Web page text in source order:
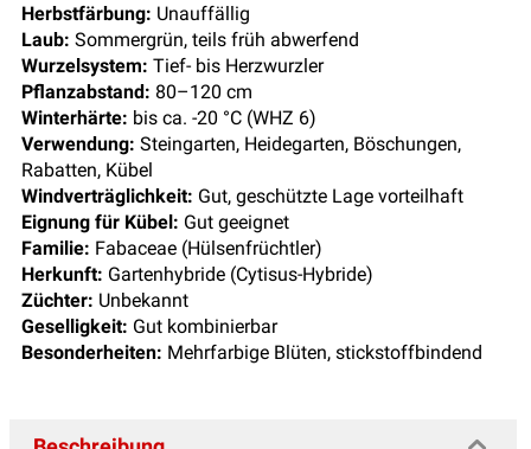
Herbstfärbung: Unauffällig
Laub: Sommergrün, teils früh abwerfend
Wurzelsystem: Tief- bis Herzwurzler
Pflanzabstand: 80–120 cm
Winterhärte: bis ca. -20 °C (WHZ 6)
Verwendung: Steingarten, Heidegarten, Böschungen,
Rabatten, Kübel
Windverträglichkeit: Gut, geschützte Lage vorteilhaft
Eignung für Kübel: Gut geeignet
Familie: Fabaceae (Hülsenfrüchtler)
Herkunft: Gartenhybride (Cytisus-Hybride)
Züchter: Unbekannt
Geselligkeit: Gut kombinierbar
Besonderheiten: Mehrfarbige Blüten, stickstoffbindend